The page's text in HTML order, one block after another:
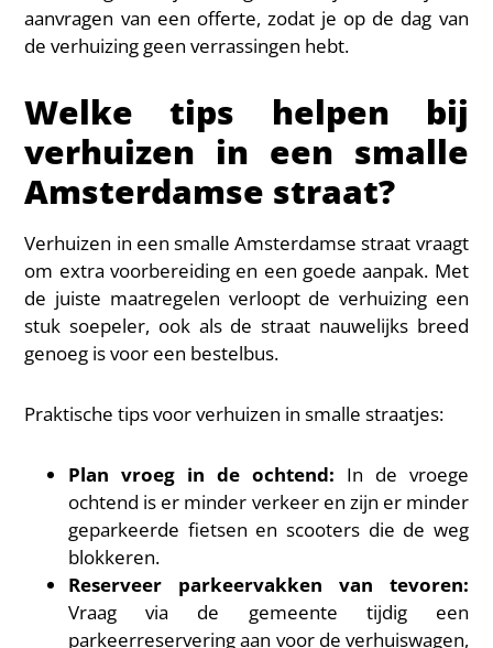
aanvragen van een offerte, zodat je op de dag van
de verhuizing geen verrassingen hebt.
Welke tips helpen bij
verhuizen in een smalle
Amsterdamse straat?
Verhuizen in een smalle Amsterdamse straat vraagt
om extra voorbereiding en een goede aanpak. Met
de juiste maatregelen verloopt de verhuizing een
stuk soepeler, ook als de straat nauwelijks breed
genoeg is voor een bestelbus.
Praktische tips voor verhuizen in smalle straatjes:
Plan vroeg in de ochtend: In de vroege
ochtend is er minder verkeer en zijn er minder
geparkeerde fietsen en scooters die de weg
blokkeren.
Reserveer parkeervakken van tevoren:
Vraag via de gemeente tijdig een
parkeerreservering aan voor de verhuiswagen,